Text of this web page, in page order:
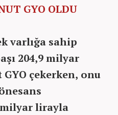
GYO OLDU
varlığa sahip
204,9 milyar
çekerken, onu
milyar lirayla